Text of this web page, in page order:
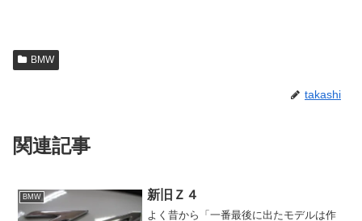
BMW
takashi
関連記事
BMW 新旧Ｚ４
よく昔から「一番最後に出たモデルは作